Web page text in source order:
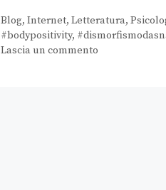
Blog, Internet, Letteratura,
#bodypositivity,
Lascia un commento